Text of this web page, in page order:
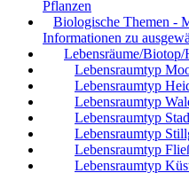
Pflanzen
Biologische Themen -
Informationen zu
Lebensräume/Biotop/
Lebensraumtyp
Lebensraumtyp
Lebensraumtyp
Lebensraumtyp
Lebensraumtyp
Lebensraumtyp
Lebensraumtyp